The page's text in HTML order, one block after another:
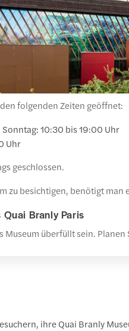
folgenden Zeiten geöffnet:
10:30 bis 19:00 Uhr
Uhr
geschlossen.
zu besichtigen, benötigt man
Branly Paris
Museum überfüllt sein.
ihre Quai Branly